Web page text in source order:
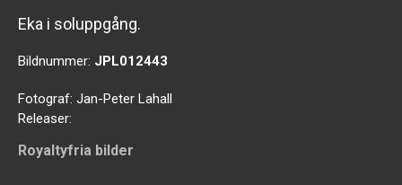
Eka i soluppgång.
Bildnummer: JPL012443
Fotograf: Jan-Peter Lahall
Releaser:
Royaltyfria bilder